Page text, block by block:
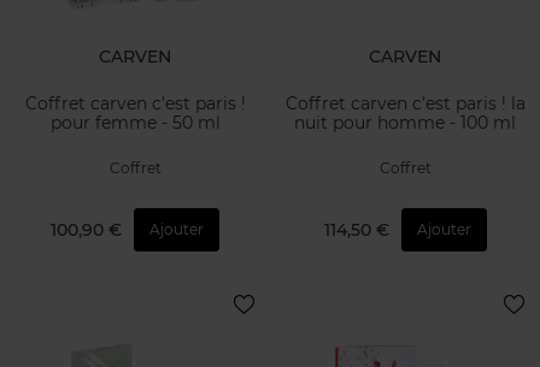
CARVEN
Coffret carven c'est paris !
pour femme - 50 ml
Coffret
100,90 € Ajouter
CARVEN
Coffret carven c'est paris ! la
nuit pour homme - 100 ml
Coffret
114,50 € Ajouter